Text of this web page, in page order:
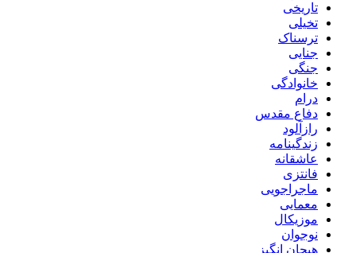
تاریخی
تخیلی
ترسناک
جنایی
جنگی
خانوادگی
درام
دفاع مقدس
رازآلود
زندگینامه
عاشقانه
فانتزی
ماجراجویی
معمایی
موزیکال
نوجوان
هیجان انگیز